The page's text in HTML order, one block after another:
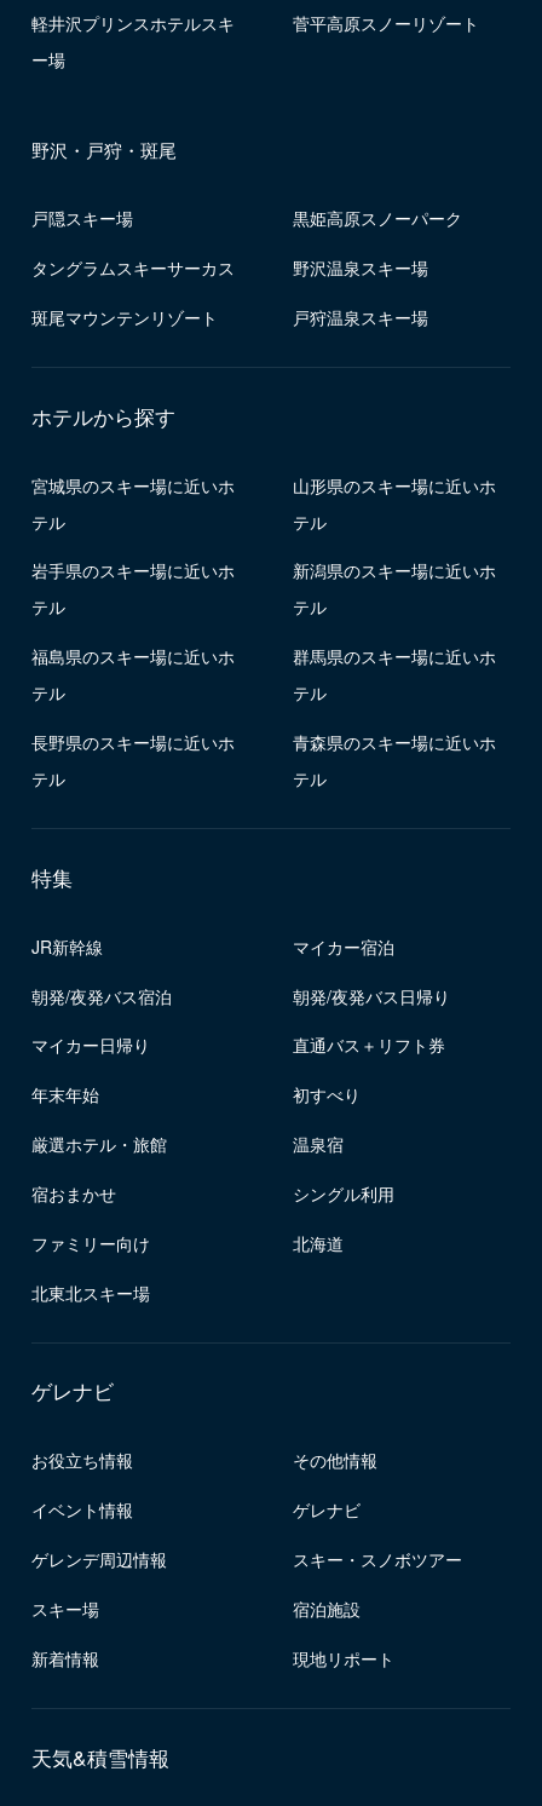
軽井沢プリンスホテルスキ
ー場
菅平高原スノーリゾート
野沢・戸狩・斑尾
戸隠スキー場 黒姫高原スノーパーク
タングラムスキーサーカス 野沢温泉スキー場
斑尾マウンテンリゾート 戸狩温泉スキー場
ホテルから探す
宮城県のスキー場に近いホ
テル
山形県のスキー場に近いホ
テル
岩手県のスキー場に近いホ
テル
新潟県のスキー場に近いホ
テル
福島県のスキー場に近いホ
テル
群馬県のスキー場に近いホ
テル
長野県のスキー場に近いホ
テル
青森県のスキー場に近いホ
テル
特集
JR新幹線 マイカー宿泊
朝発/夜発バス宿泊 朝発/夜発バス日帰り
マイカー日帰り 直通バス＋リフト券
年末年始 初すべり
厳選ホテル・旅館 温泉宿
宿おまかせ シングル利用
ファミリー向け 北海道
北東北スキー場
ゲレナビ
お役立ち情報 その他情報
イベント情報 ゲレナビ
ゲレンデ周辺情報 スキー・スノボツアー
スキー場 宿泊施設
新着情報 現地リポート
天気&積雪情報